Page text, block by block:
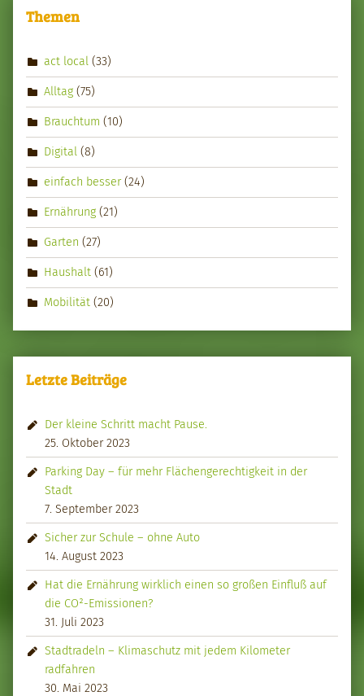
Themen
act local (33)
Alltag (75)
Brauchtum (10)
Digital (8)
einfach besser(24)
Ernährung (21)
Garten (27)
Haushalt (61)
Mobilität (20)
Letzte Beiträge
Der kleine Schritt macht Pause.
25. Oktober 2023
Parking Day – für mehr Flächengerechtigkeit in der
Stadt
7. September 2023
Sicher zur Schule – ohne Auto
14. August 2023
Hat die Ernährung wirklich einen so großen Einfluß auf
die CO²-Emissionen?
31. Juli 2023
Stadtradeln – Klimaschutz mit jedem Kilometer
radfahren
30. Mai 2023